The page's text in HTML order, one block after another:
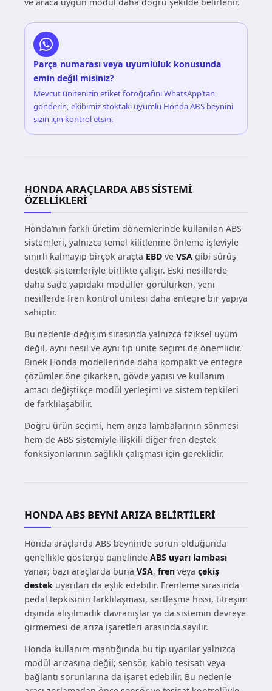
Parça numarası veya uyumluluk konusunda
emin değil misiniz?
Mevcut ünitenizin etiket fotoğrafını WhatsApp’tan
gönderin, ekibimiz stoktaki uyumlu Honda ABS beynini
sizin için kontrol etsin.
HONDA ARAÇLARDA ABS SISTEMI
ÖZELLIKLERI
Honda’nın farklı üretim dönemlerinde kullanılan ABS
sistemleri, yalnızca temel kilitlenme önleme işleviyle
sınırlı kalmayıp birçok araçta EBD ve VSA gibi sürüş
destek sistemleriyle birlikte çalışır. Eski nesillerde
daha sade yapıdaki modüller görülürken, yeni
nesillerde fren kontrol ünitesi daha entegre bir yapıya
sahiptir.
Bu nedenle değişim sırasında yalnızca fiziksel uyum
değil, aynı nesil ve aynı tip ünite seçimi de önemlidir.
Binek Honda modellerinde daha kompakt ve entegre
çözümler öne çıkarken, gövde yapısı ve kullanım
amacı değiştikçe modül yerleşimi ve sistem tepkileri
de farklılaşabilir.
Doğru ürün seçimi, hem arıza lambalarının sönmesi
hem de ABS sistemiyle ilişkili diğer fren destek
fonksiyonlarının sağlıklı çalışması için gereklidir.
HONDA ABS BEYNI ARIZA BELIRTILERI
Honda araçlarda ABS beyninde sorun olduğunda
genellikle gösterge panelinde ABS uyarı lambası
yanar; bazı araçlarda buna VSA, fren veya çekiş
destek uyarıları da eşlik edebilir. Frenleme sırasında
pedal tepkisinin farklılaşması, sertleşme hissi, titreşim
dışında alışılmadık davranışlar ya da sistemin devreye
girmemesi de arıza işaretleri arasında sayılır.
Honda kullanım mantığında bu tip uyarılar yalnızca
modül arızasına değil; sensör, kablo tesisatı veya
bağlantı sorunlarına da işaret edebilir. Bu nedenle